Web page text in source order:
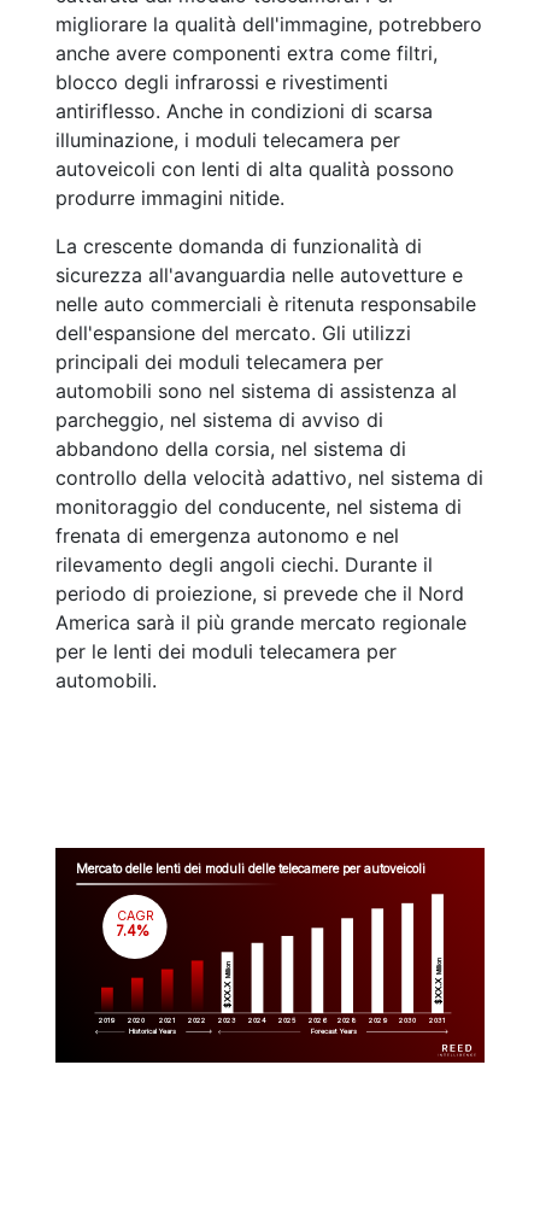
migliorare la qualità dell'immagine, potrebbero
anche avere componenti extra come filtri,
blocco degli infrarossi e rivestimenti
antiriflesso. Anche in condizioni di scarsa
illuminazione, i moduli telecamera per
autoveicoli con lenti di alta qualità possono
produrre immagini nitide.
La crescente domanda di funzionalità di
sicurezza all'avanguardia nelle autovetture e
nelle auto commerciali è ritenuta responsabile
dell'espansione del mercato. Gli utilizzi
principali dei moduli telecamera per
automobili sono nel sistema di assistenza al
parcheggio, nel sistema di avviso di
abbandono della corsia, nel sistema di
controllo della velocità adattivo, nel sistema di
monitoraggio del conducente, nel sistema di
frenata di emergenza autonomo e nel
rilevamento degli angoli ciechi. Durante il
periodo di proiezione, si prevede che il Nord
America sarà il più grande mercato regionale
per le lenti dei moduli telecamera per
automobili.
Mercato delle lenti dei moduli delle telecamere per autoveicoli
2019 2020 2021 2022 2023 2024 2025 2026 2028 2029 2030 2031
$XX.X
Million
$XX.X
Million
CAGR
7.4%
Historical Years Forecast Years